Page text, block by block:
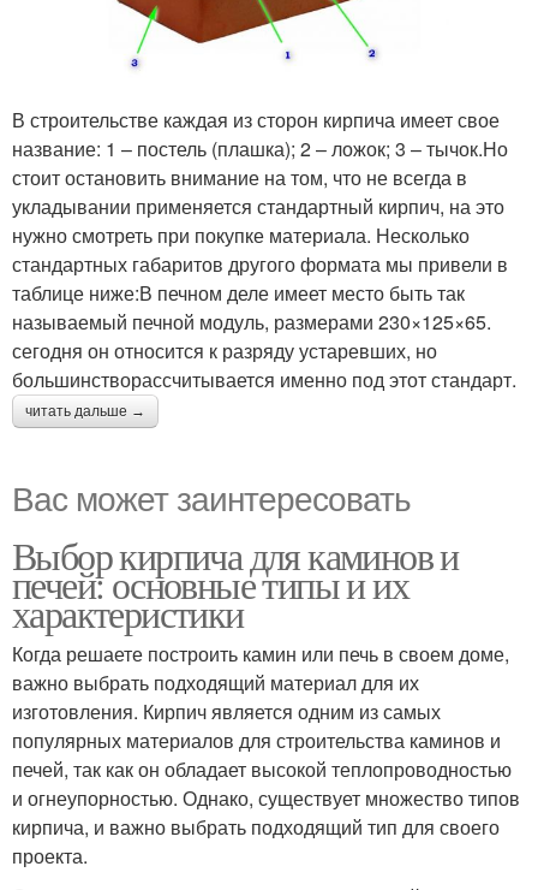
В строительстве каждая из сторон кирпича имеет свое
название: 1 – постель (плашка); 2 – ложок; 3 – тычок.Но
стоит остановить внимание на том, что не всегда в
укладывании применяется стандартный кирпич, на это
нужно смотреть при покупке материала. Несколько
стандартных габаритов другого формата мы привели в
таблице ниже:В печном деле имеет место быть так
называемый печной модуль, размерами 230×125×65.
сегодня он относится к разряду устаревших, но
большинстворассчитывается именно под этот стандарт.
читать дальше →
Вас может заинтересовать
Выбор кирпича для каминов и
печей: основные типы и их
характеристики
Когда решаете построить камин или печь в своем доме,
важно выбрать подходящий материал для их
изготовления. Кирпич является одним из самых
популярных материалов для строительства каминов и
печей, так как он обладает высокой теплопроводностью
и огнеупорностью. Однако, существует множество типов
кирпича, и важно выбрать подходящий тип для своего
проекта.